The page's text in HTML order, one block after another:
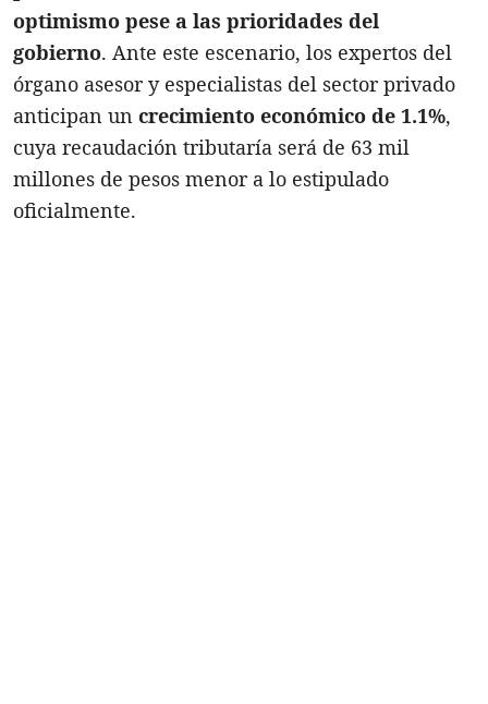
optimismo pese a las prioridades del
gobierno. Ante este escenario, los expertos del
órgano asesor y especialistas del sector privado
anticipan un crecimiento económico de 1.1%,
cuya recaudación tributaría será de 63 mil
millones de pesos menor a lo estipulado
oficialmente.